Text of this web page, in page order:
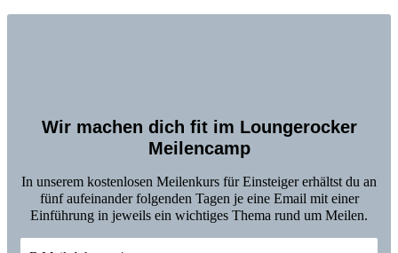
Wir machen dich fit im Loungerocker
Meilencamp
In unserem kostenlosen Meilenkurs für Einsteiger erhältst du an
fünf aufeinander folgenden Tagen je eine Email mit einer
Einführung in jeweils ein wichtiges Thema rund um Meilen.